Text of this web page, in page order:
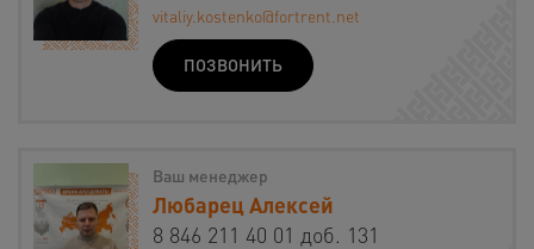
vitaliy.kostenko@fortrent.net
ПОЗВОНИТЬ
Ваш менеджер
Любарец Алексей
8 846 211 40 01 доб. 131